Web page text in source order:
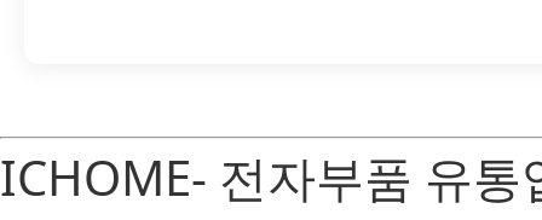
ICHOME- 전자부품 유